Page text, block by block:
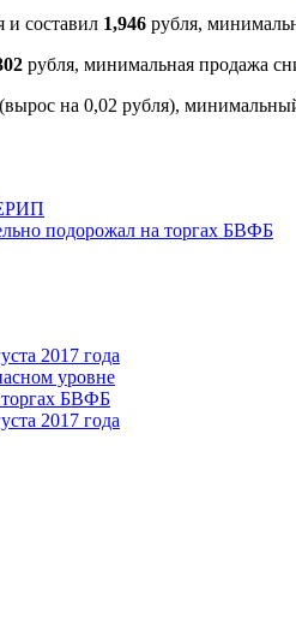
составил 1,946 рубля,
рубля, минимальная продажа
(вырос на 0,02 рубля),
подорожал на торгах БВФБ
2017 года
уровне
торгах БВФБ
2017 года